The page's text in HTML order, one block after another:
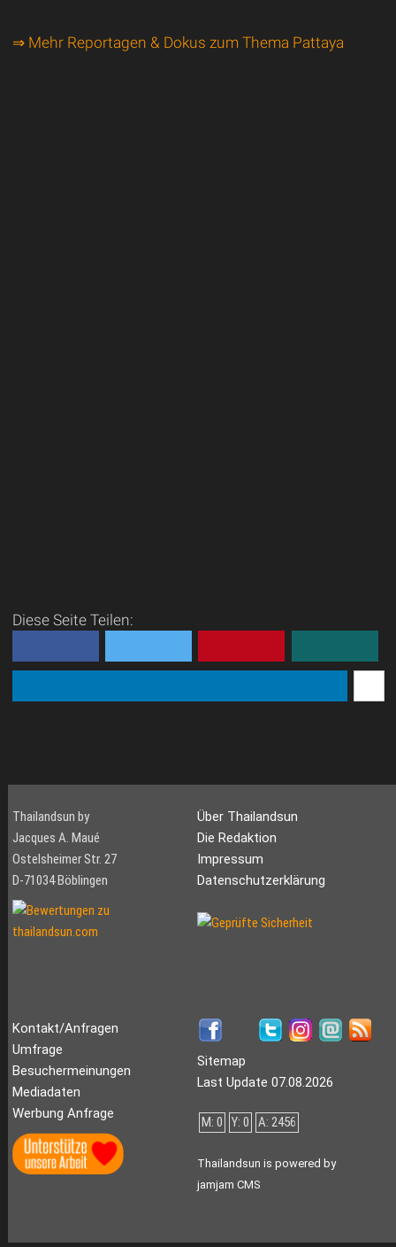
⇒ Mehr Reportagen & Dokus zum Thema Pattaya
Diese Seite Teilen:
Thailandsun by
Jacques A. Maué
Ostelsheimer Str. 27
D-71034 Böblingen
Über Thailandsun
Die Redaktion
Impressum
Datenschutzerklärung
Kontakt/Anfragen
Umfrage
Besuchermeinungen
Mediadaten
Werbung Anfrage
Sitemap
Last Update 07.08.2026
M: 0 Y: 0 A: 2456
Thailandsun is powered by
jamjam CMS